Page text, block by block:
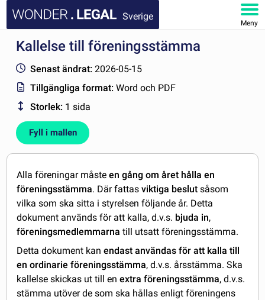
Sverige
Meny
STARTSIDA
DOKUMENT
FAQ
MITT KONTO
Kallelse till föreningsstämma
Senast ändrat: 2026-05-15
Tillgängliga format:Word och PDF
Storlek: 1 sida
Fyll i mallen
Alla föreningar måsteen gång om året hålla en
föreningsstämma. Där fattasviktiga beslutsåsom
vilka som ska sitta i styrelsen följande år. Detta
dokument används för att kalla, d.v.s. bjuda in,
föreningsmedlemmarna till utsatt föreningsstämma.
Detta dokument kanendast användas för att kalla till
en ordinarie föreningsstämma, d.v.s. årsstämma. Ska
kallelse skickas ut till en extra föreningsstämma, d.v.s.
stämma utöver de som ska hållas enligt föreningens